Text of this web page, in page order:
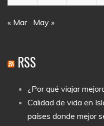
« Mar May »
RSS
¿Por qué viajar
Calidad de vida en
países donde mejor